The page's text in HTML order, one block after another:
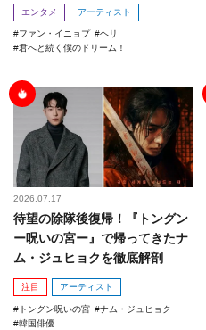
エンタメ アーティスト
ファン・イニョプ
ヘリ
君へと続く僕のドリーム！
2026.07.17
待望の除隊後復帰！『トングン
ー呪いの宮ー』で帰ってきたナ
ム・ジュヒョクを徹底解剖
注目 アーティスト
トングン呪いの宮
ナム・ジュヒョク
韓国俳優